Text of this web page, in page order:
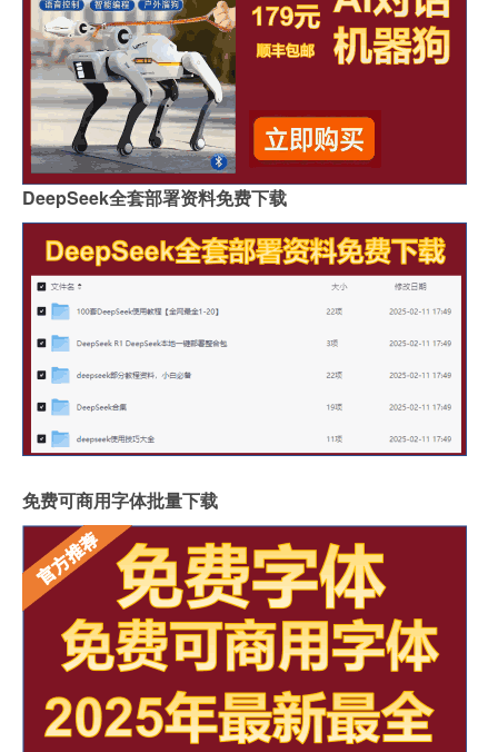
DeepSeek全套部署资料免费下载
免费可商用字体批量下载